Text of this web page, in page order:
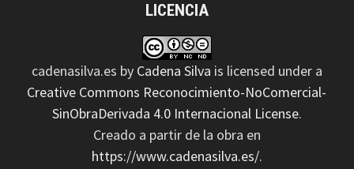
LICENCIA
cadenasilva.es by Cadena Silva is licensed under a
Creative Commons Reconocimiento-NoComercial-
SinObraDerivada 4.0 Internacional License.
Creado a partir de la obra en
https://www.cadenasilva.es/.